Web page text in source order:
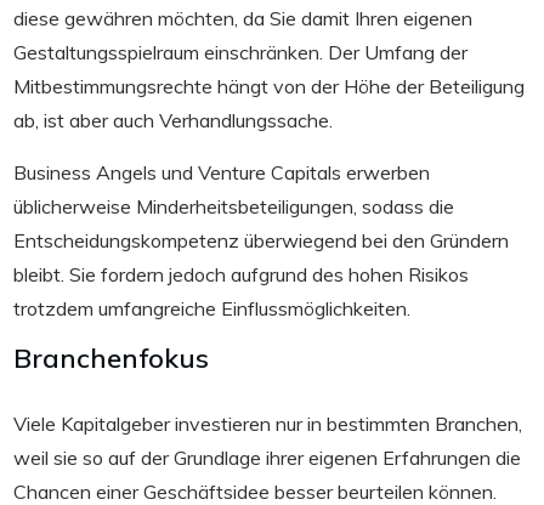
diese gewähren möchten, da Sie damit Ihren eigenen
Gestaltungsspielraum einschränken. Der Umfang der
Mitbestimmungsrechte hängt von der Höhe der Beteiligung
ab, ist aber auch Verhandlungssache.
Business Angels und Venture Capitals erwerben
üblicherweise Minderheitsbeteiligungen, sodass die
Entscheidungskompetenz überwiegend bei den Gründern
bleibt. Sie fordern jedoch aufgrund des hohen Risikos
trotzdem umfangreiche Einflussmöglichkeiten.
Branchenfokus
Viele Kapitalgeber investieren nur in bestimmten Branchen,
weil sie so auf der Grundlage ihrer eigenen Erfahrungen die
Chancen einer Geschäftsidee besser beurteilen können.